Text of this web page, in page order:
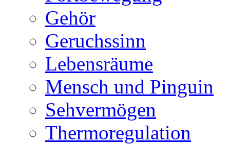
Gehör
Geruchssinn
Lebensräume
Mensch und Pinguin
Sehvermögen
Thermoregulation